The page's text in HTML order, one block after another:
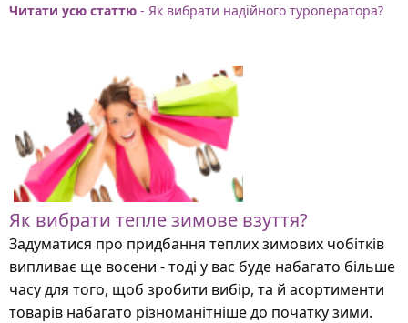
Читати усю статтю - Як вибрати надійного туроператора?
Як вибрати тепле зимове взуття?
Задуматися про придбання теплих зимових чобітків
випливає ще восени - тоді у вас буде набагато більше
часу для того, щоб зробити вибір, та й асортименти
товарів набагато різноманітніше до початку зими.